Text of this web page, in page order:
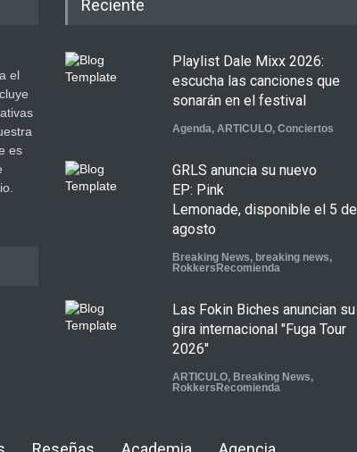
el
es
Reciente
Playlist Dale Mixx 2026:
escucha las canciones que
sonarán en el festival
Agenda, ARTICULO, Conciertos
GRLS anuncia su nuevo
EP: Pink
Lemonade, disponible el 5 de
agosto
Breaking News, breaking news,
RokkersRecomienda
Las Fokin Biches anuncian su
gira internacional "Fuga Tour
2026"
ARTICULO, Breaking News,
RokkersRecomienda